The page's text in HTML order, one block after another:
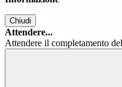
Chiudi
Attendere...
Attendere il completamento